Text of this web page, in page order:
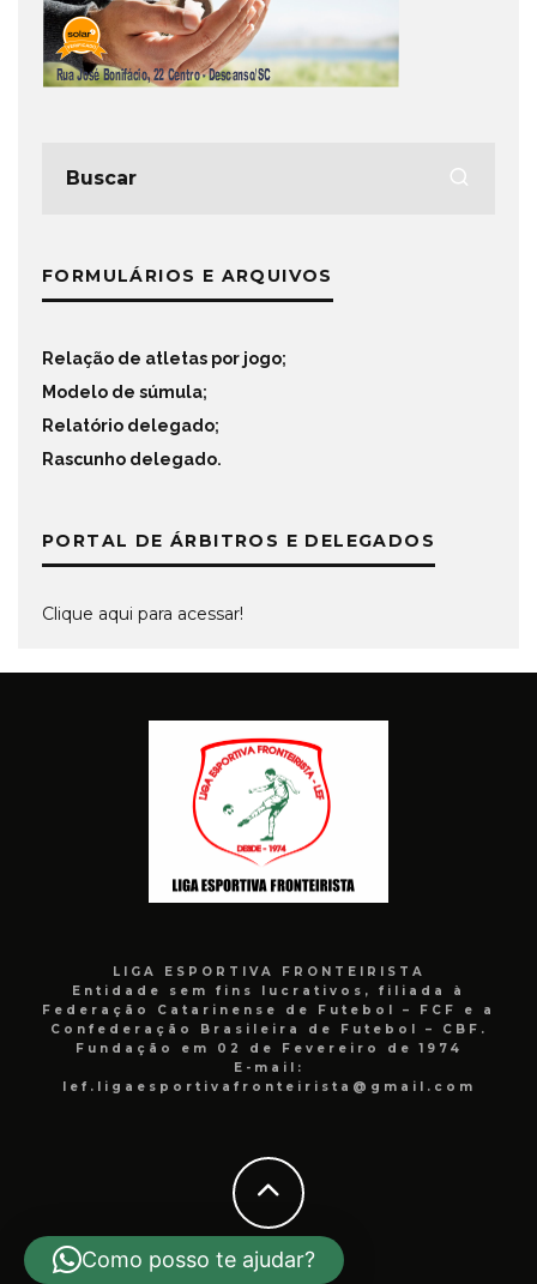
FORMULÁRIOS E ARQUIVOS
Relação de atletas por jogo;
Modelo de súmula;
Relatório delegado;
Rascunho delegado.
PORTAL DE ÁRBITROS E DELEGADOS
Clique aqui para acessar!
LIGA ESPORTIVA FRONTEIRISTA
Entidade sem fins lucrativos, filiada à
Federação Catarinense de Futebol – FCF e a
Confederação Brasileira de Futebol – CBF.
Fundação em 02 de Fevereiro de 1974
E-mail:
lef.ligaesportivafronteirista@gmail.com
Como posso te ajudar?